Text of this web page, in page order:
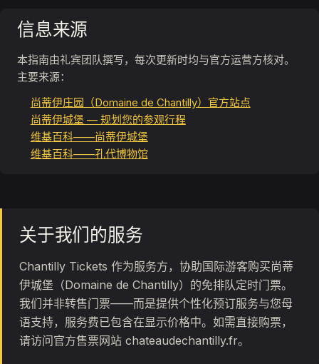
信息来源
本指南由礼宾团队撰写，每次更新时均与官方运营方核对。
主要来源：
尚蒂伊庄园（Domaine de Chantilly）官方站点
尚蒂伊城堡 — 规划您的参观行程
维基百科——尚蒂伊城堡
维基百科——孔代博物馆
关于我们的服务
Chantilly Tickets 作为服务方，协助国际游客购买尚蒂
伊城堡（Domaine de Chantilly）的免排队定时门票。
我们并非转售门票——而是提供个性化预订服务与您母
语支持，服务费已包含在显示价格中。如需直接购票，
请访问官方售票网站 chateaudechantilly.fr。